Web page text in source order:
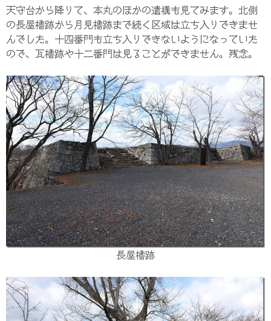
天守台から降りて、本丸のほかの遺構も見てみます。北側
の長屋櫓跡から月見櫓跡まで続く区域は立ち入りできませ
んでした。十四番門も立ち入りできないようになっていた
ので、瓦櫓跡や十二番門は見ることができません。残念。
長屋櫓跡